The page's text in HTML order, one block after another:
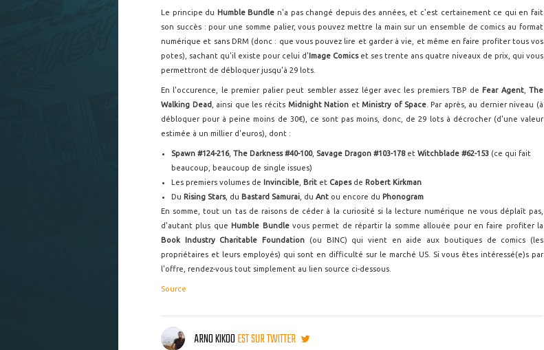
Le principe du Humble Bundle n'a pas changé depuis des années, et c'est certainement ce qui en fait
son succès : pour une somme palier, vous pouvez mettre la main sur un ensemble de comics au format
numérique et sans DRM (donc : que vous pouvez lire et garder à vie, et même en faire profiter tous vos
potes), sachant qu'il existe pour celui d' Image Comics et ses trente ans quatre niveaux de prix, qui vous
permettront de débloquer jusqu'à 29 lots.
En l'occurence, le premier palier peut sembler assez léger avec les premiers TBP de Fear Agent, The
Walking Dead
, ainsi que les récits Midnight Nation etMinistry of Space. Par après, au dernier niveau (à
débloquer pour à peine moins de 30€), ce sont pas moins, donc, de 29 lots à décrocher (d'une valeur
estimée à un millier d'euros), dont :
Spawn #124-216,The Darkness #40-100, Savage Dragon #103-178 etWitchblade #62-153 (ce qui fait
beaucoup, beaucoup de single issues)
Les premiers volumes de Invincible Brit et Capes de Robert Kirkman
Du Rising Stars, du Bastard Samurai , duAnt ou encore du Phonogram
En somme, tout un tas de raisons de céder à la curiosité si la lecture numérique ne vous déplaît pas,
d'autant plus que Humble Bundle vous permet de répartir la somme allouée pour en faire profiter la
Book Industry Charitable Foundation (ou BINC) qui vient en aide aux boutiques de comics (les
propriétaires et leurs employés) qui sont en difficulté sur le marché US. Si vous êtes intéressé(e)s par
l'offre, rendez-vous tout simplement au lien source ci-dessous.
Source
ARNO KIKOOEST SUR TWITTER